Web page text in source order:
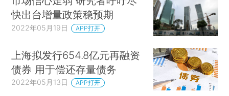
快出台增量政策稳预期
2022年05月19日 APP打开
上海拟发行654.8亿元再融资
债券 用于偿还存量债务
2022年05月13日 APP打开